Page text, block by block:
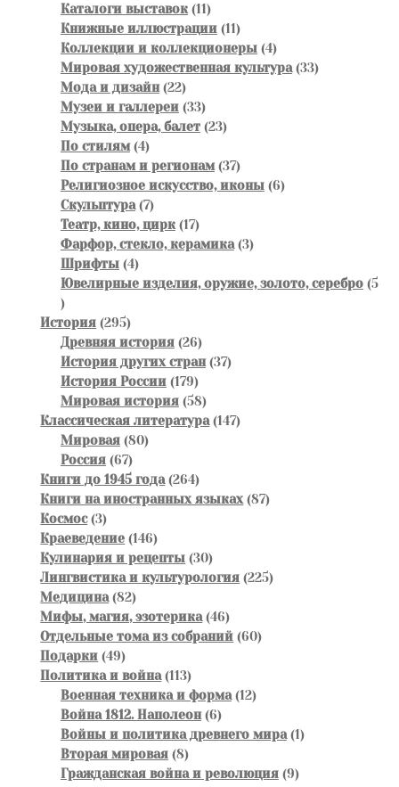
товаров
Каталоги выставок 1111
товаров
Книжные иллюстрации 1111
товаров
Коллекции и коллекционеры 44
товара
Мировая художественная культура 3333
Мода и дизайн 2222
товара
Музеи и галлереи 3333
товара
Музыка, опера, балет 2323
По стилям 44
товара
По странам и регионам 3737
товаров
Религиозное искусство, иконы 66
Скульптура 77
товаров
Театр, кино, цирк 1717
товаров
Фарфор, стекло, керамика 33
Шрифты 44
товара
Ювелирные изделия, оружие, золото, серебро 5
5
товаров
История 295295
товаров
Древняя история 2626
товаров
История других стран 3737
История России 179179
товаров
Мировая история 5858
товаров
Классическая литература 147147
Мировая 8080
Россия 6767
товаров
Книги до 1945 года 264264
товара
Книги на иностранных языках 8787
Космос 33
товара
Краеведение 146146
товаров
Кулинария и рецепты 3030
товаров
Лингвистика и культурология 225225
Медицина 8282
товара
Мифы, магия, эзотерика 4646
товаров
Отдельные тома из собраний 6060
Подарки 4949
товаров
Политика и война 113113
товаров
Военная техника и форма 1212
Война 1812. Наполеон 66
товаров
Войны и политика древнего мира 11
Вторая мировая 88
товаров
Гражданская война и революция 99